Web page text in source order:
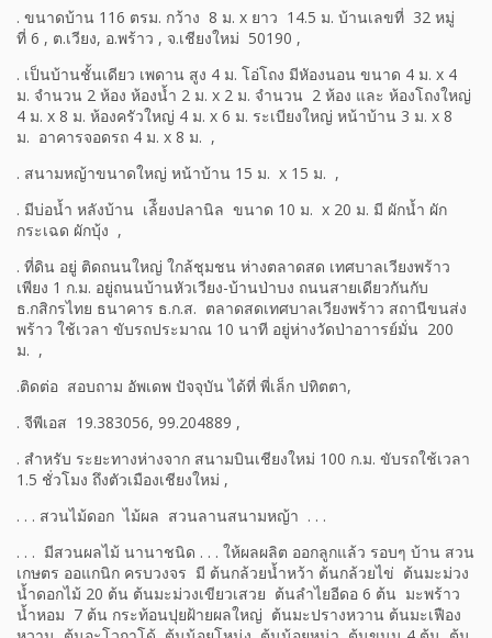
. ขนาดบ้าน 116 ตรม. กว้าง 8 ม. x ยาว 14.5 ม. บ้านเลขที่ 32 หมู่
ที่ 6 , ต.เวียง, อ.พร้าว , จ.เชียงใหม่ 50190 ,
. เป็นบ้านชั้นเดียว เพดาน สูง 4 ม. โอ่โถง มีหัองนอน ขนาด 4 ม. x 4
ม. จำนวน 2 ห้อง ห้องน้ำ 2 ม. x 2 ม. จำนวน 2 ห้อง และ ห้องโถงใหญ่
4 ม. x 8 ม. ห้องครัวใหญ่ 4 ม. x 6 ม. ระเบียงใหญ่ หน้าบ้าน 3 ม. x 8
ม. อาคารจอดรถ 4 ม. x 8 ม. ,
. สนามหญ้าขนาดใหญ่ หน้าบ้าน 15 ม. x 15 ม. ,
. มีบ่อน้ำ หลังบ้าน เล้ียงปลานิล ขนาด 10 ม. x 20 ม. มี ผักน้ำ ผัก
กระเฉด ผักบุ้ง ,
. ที่ดิน อยู่ ติดถนนใหญ่ ใกล้ชุมชน ห่างตลาดสด เทศบาลเวียงพร้าว
เพียง 1 ก.ม. อยู่ถนนบ้านหัวเวียง-บ้านป่าบง ถนนสายเดียวกันกับ
ธ.กสิกรไทย ธนาคาร ธ.ก.ส. ตลาดสดเทศบาลเวียงพร้าว สถานีขนส่ง
พร้าว ใช้เวลา ขับรถประมาณ 10 นาที อยู่ห่างวัดป่าอาารย์มั่น 200
ม. ,
.ติดต่อ สอบถาม อัพเดพ ปัจจุบัน ได้ที่ พี่เล็ก ปทิตตา,
. จีพีเอส 19.383056, 99.204889 ,
. สำหรับ ระยะทางห่างจาก สนามบินเชียงใหม่ 100 ก.ม. ขับรถใช้เวลา
1.5 ชั่วโมง ถึงตัวเมืองเชียงใหม่ ,
. . . สวนไม้ดอกไม้ผล สวนลานสนามหญ้า . . .
. . . มีสวนผลไม้ นานาชนิด . . . ให้ผลผลิต ออกลูกแล้ว รอบๆ บ้าน สวน
เกษตร ออแกนิก ครบวงจร มี ต้นกล้วยน้ำหว้า ต้นกล้วยไข่ ต้นมะม่วง
น้ำดอกไม้ 20 ต้น ต้นมะม่วงเขียวเสวย ต้นลำไยอีดอ 6 ต้น มะพร้าว
น้ำหอม 7 ต้น กระท้อนปุยฝ้ายผลใหญ่ ต้นมะปรางหวาน ต้นมะเฟือง